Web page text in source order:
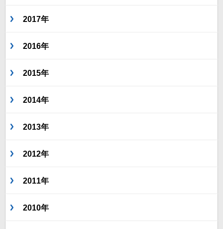
2017年
2016年
2015年
2014年
2013年
2012年
2011年
2010年